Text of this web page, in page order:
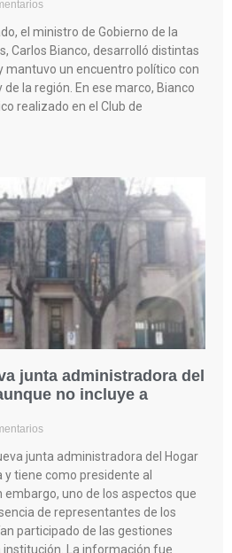
el ministro de Gobierno de la
Carlos Bianco, desarrolló distintas
mantuvo un encuentro político con
la región. En ese marco, Bianco
realizado en el Club de
junta administradora del
no incluye a
junta administradora del Hogar
tiene como presidente al
uno de los aspectos que
de representantes de los
participado de las gestiones
La información fue